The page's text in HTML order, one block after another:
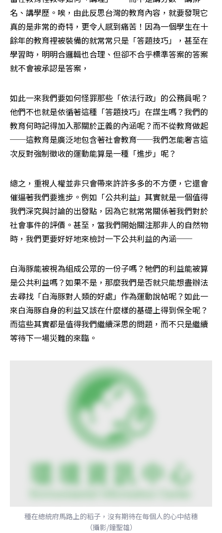
名、講學歷。唉，由此反思台灣的教育內容，就要發現它
真的是非常的奇特，更令人感到痛苦！因為一個學生在十
餘年的教育裡被裝備的就常常只是「答題技巧」，甚至在
學習時，明明合邏輯也合理、但卻不合乎標準答案的答案
就不會被承認是答案，
如此一來我們要如何怪罪那些「依法行政」的公務員呢？
他們不也就是依循著這種「答題技巧」在謀生嗎？我們的
教育何時記得加入那關於正義的內涵呢？而不從教育做起
──這教育是廣泛地包含著社會教育──我們怎能奢言這
次反對強制徵收的運動能算是一種「進步」呢？
總之，重視人權並非只會帶來許許多多的不方便，它還會
催逼著我們要進步。例如「公共利益」其實就是一個值得
我們深究與討論的出發點，因為它就常常關係著我們對於
社會事件的評價。甚至，當我們開始關注那非人的自然物
時，我們更要好好地來檢討一下公共利益的內涵──
白海豚能被視為組成公眾的一份子嗎？牠們的利益能被算
是公共利益嗎？如果不是，那麼我們是否就只能想盡辦法
去尋找「白海豚對人類的好處」作為運動說帖呢？如此一
來白海豚自身的利益又該在什麼樣的基礎上得到保全呢？
而這些其實都是值得我們繼續深思的問題，而不只是繼續
等待下一場災難的來臨。
種在總統府馬路上的稻子，沒有期待在每個人的心中結穗
（攝影/鐘聖雄）